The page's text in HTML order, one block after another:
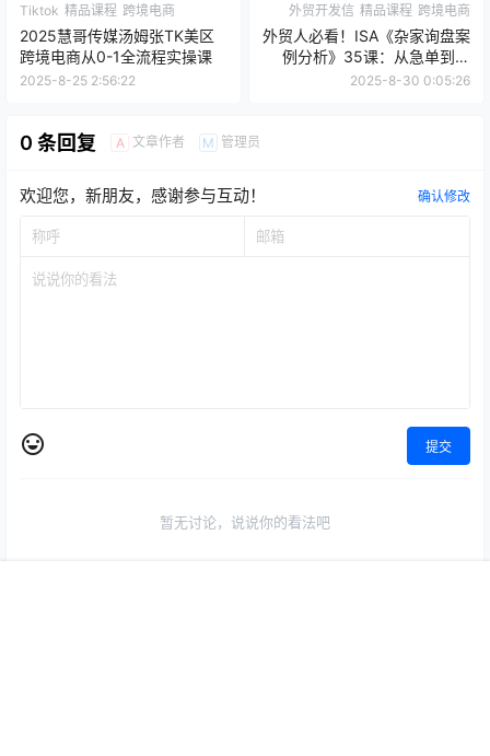
Tiktok 精品课程 跨境电商
2025慧哥传媒汤姆张TK美区
跨境电商从0-1全流程实操课
2025-8-25 2:56:22
外贸开发信 精品课程 跨境电商
外贸人必看！ISA《杂家询盘案
例分析》35课：从急单到成
交，手把手破解真实难题
2025-8-30 0:05:26
0 条回复 A 文章作者 M 管理员
欢迎您，新朋友，感谢参与互动！ 确认修改
提交
暂无讨论，说说你的看法吧